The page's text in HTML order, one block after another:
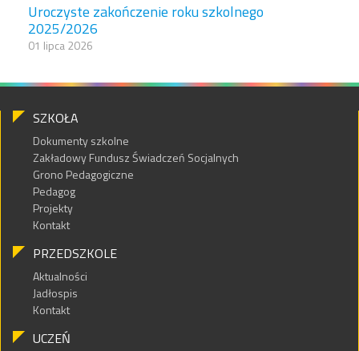
Uroczyste zakończenie roku szkolnego
2025/2026
01 lipca 2026
SZKOŁA
Dokumenty szkolne
Zakładowy Fundusz Świadczeń Socjalnych
Grono Pedagogiczne
Pedagog
Projekty
Kontakt
PRZEDSZKOLE
Aktualności
Jadłospis
Kontakt
UCZEŃ